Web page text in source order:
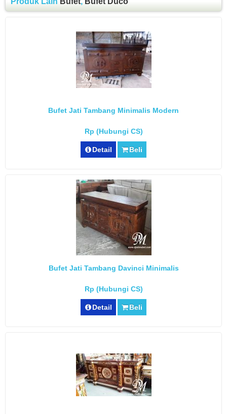
Bufet Jati Tambang Minimalis Modern
Rp (Hubungi CS)
Detail Beli
Bufet Jati Tambang Davinci Minimalis
Rp (Hubungi CS)
Detail Beli